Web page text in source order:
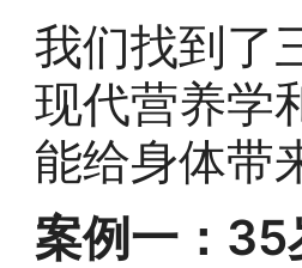
我们找到了
现代营养学
能给身体带
案例一：35